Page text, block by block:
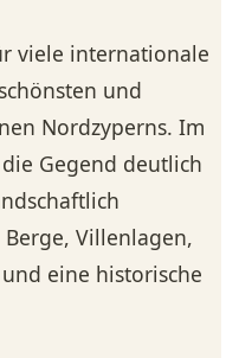
viele internationale
und
Nordzyperns. Im
Gegend deutlich
Villenlagen,
eine historische